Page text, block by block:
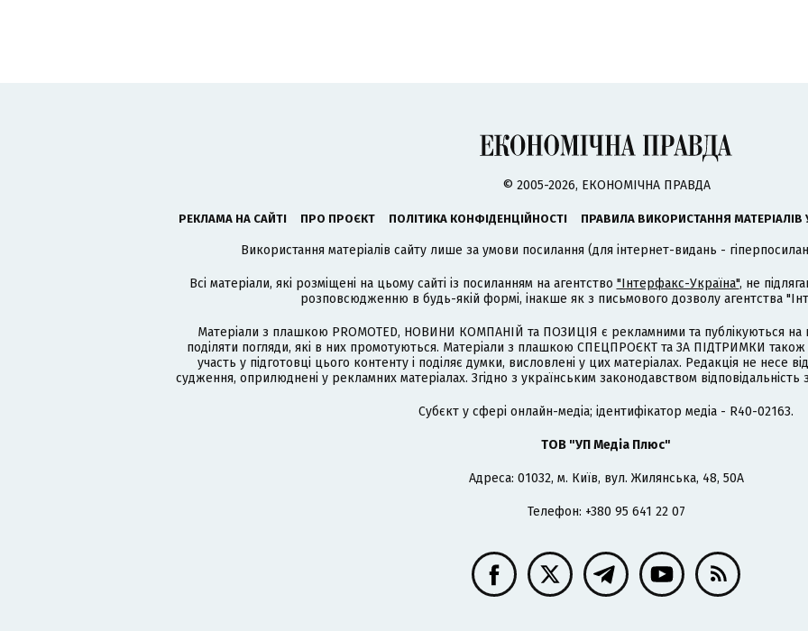
© 2005-2026, ЕКОНОМІЧНА ПРАВДА
РЕКЛАМА НА САЙТІ ПРО ПРОЄКТ ПОЛІТИКА КОНФІДЕНЦІЙНОСТІ ПРАВИЛА ВИКОРИСТАННЯ МАТЕРІАЛІВ
Використання матеріалів сайту лише за умови посилання (для інтернет-видань -
Всі матеріали, які розміщені на цьому сайті із посиланням на агентство "Інтерфакс-Україна", не
розповсюдженню в будь-якій формі, інакше як з письмового дозволу агентства
Матеріали з плашкою PROMOTED, НОВИНИ КОМПАНІЙ та ПОЗИЦІЯ є рекламними та публікуються на
поділяти погляди, які в них промотуються. Матеріали з плашкою СПЕЦПРОЄКТ та ЗА ПІДТРИМКИ
участь у підготовці цього контенту і поділяє думки, висловлені у цих матеріалах. Редакція не несе
судження, оприлюднені у рекламних матеріалах. Згідно з українським законодавством
Cубєкт у сфері онлайн-медіа; ідентифікатор медіа - R40-02163.
ТОВ "УП Медіа Плюс"
Адреса: 01032, м. Київ, вул. Жилянська, 48, 50А
Телефон: +380 95 641 22 07